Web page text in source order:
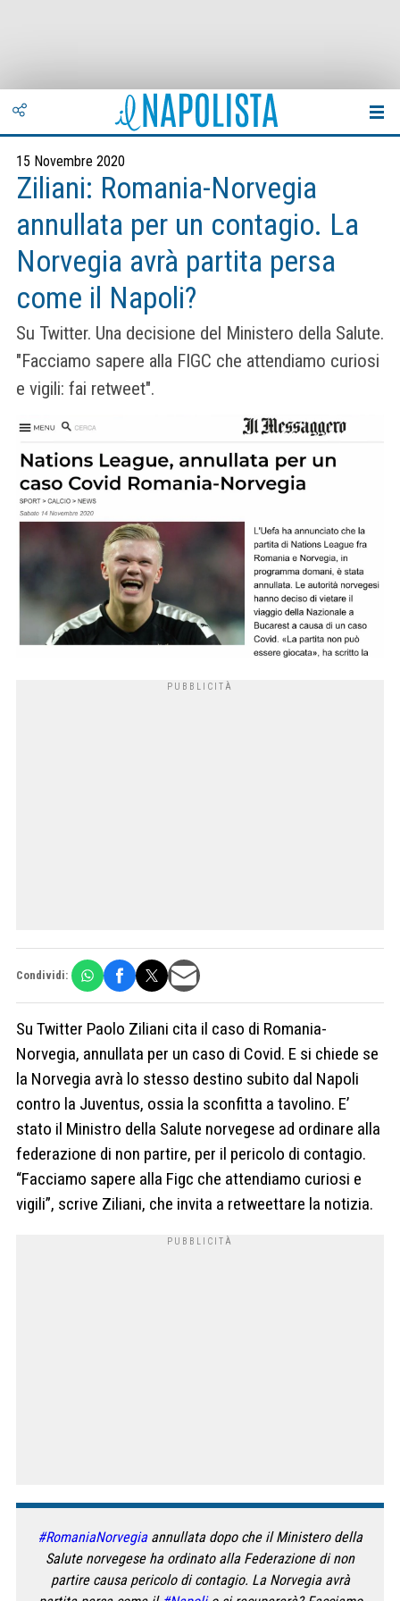
15 Novembre 2020
Ziliani: Romania-Norvegia
annullata per un contagio. La
Norvegia avrà partita persa
come il Napoli?
Su Twitter. Una decisione del Ministero della Salute.
"Facciamo sapere alla FIGC che attendiamo curiosi
e vigili: fai retweet".
Condividi:
Su Twitter Paolo Ziliani cita il caso di Romania-
Norvegia, annullata per un caso di Covid. E si chiede se
la Norvegia avrà lo stesso destino subito dal Napoli
contro la Juventus, ossia la sconfitta a tavolino. E’
stato il Ministro della Salute norvegese ad ordinare alla
federazione di non partire, per il pericolo di contagio.
“Facciamo sapere alla Figc che attendiamo curiosi e
vigili”, scrive Ziliani, che invita a retweettare la notizia.
#RomaniaNorvegiaannullata dopo che il Ministero della
Salute norvegese ha ordinato alla Federazione di non
partire causa pericolo di contagio. La Norvegia avrà